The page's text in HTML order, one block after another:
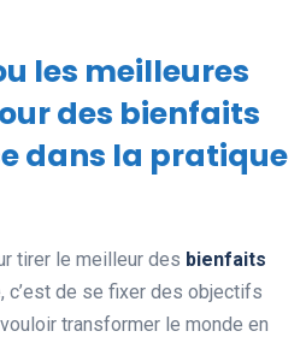
les meilleures
des bienfaits
dans la pratique
tirer le meilleur des bienfaits
c’est de se fixer des objectifs
transformer le monde en